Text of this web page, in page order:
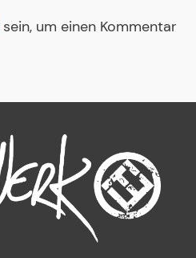
sein, um einen Kommentar